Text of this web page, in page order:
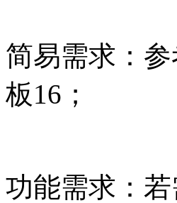
简易需求：
板16；
功能需求：